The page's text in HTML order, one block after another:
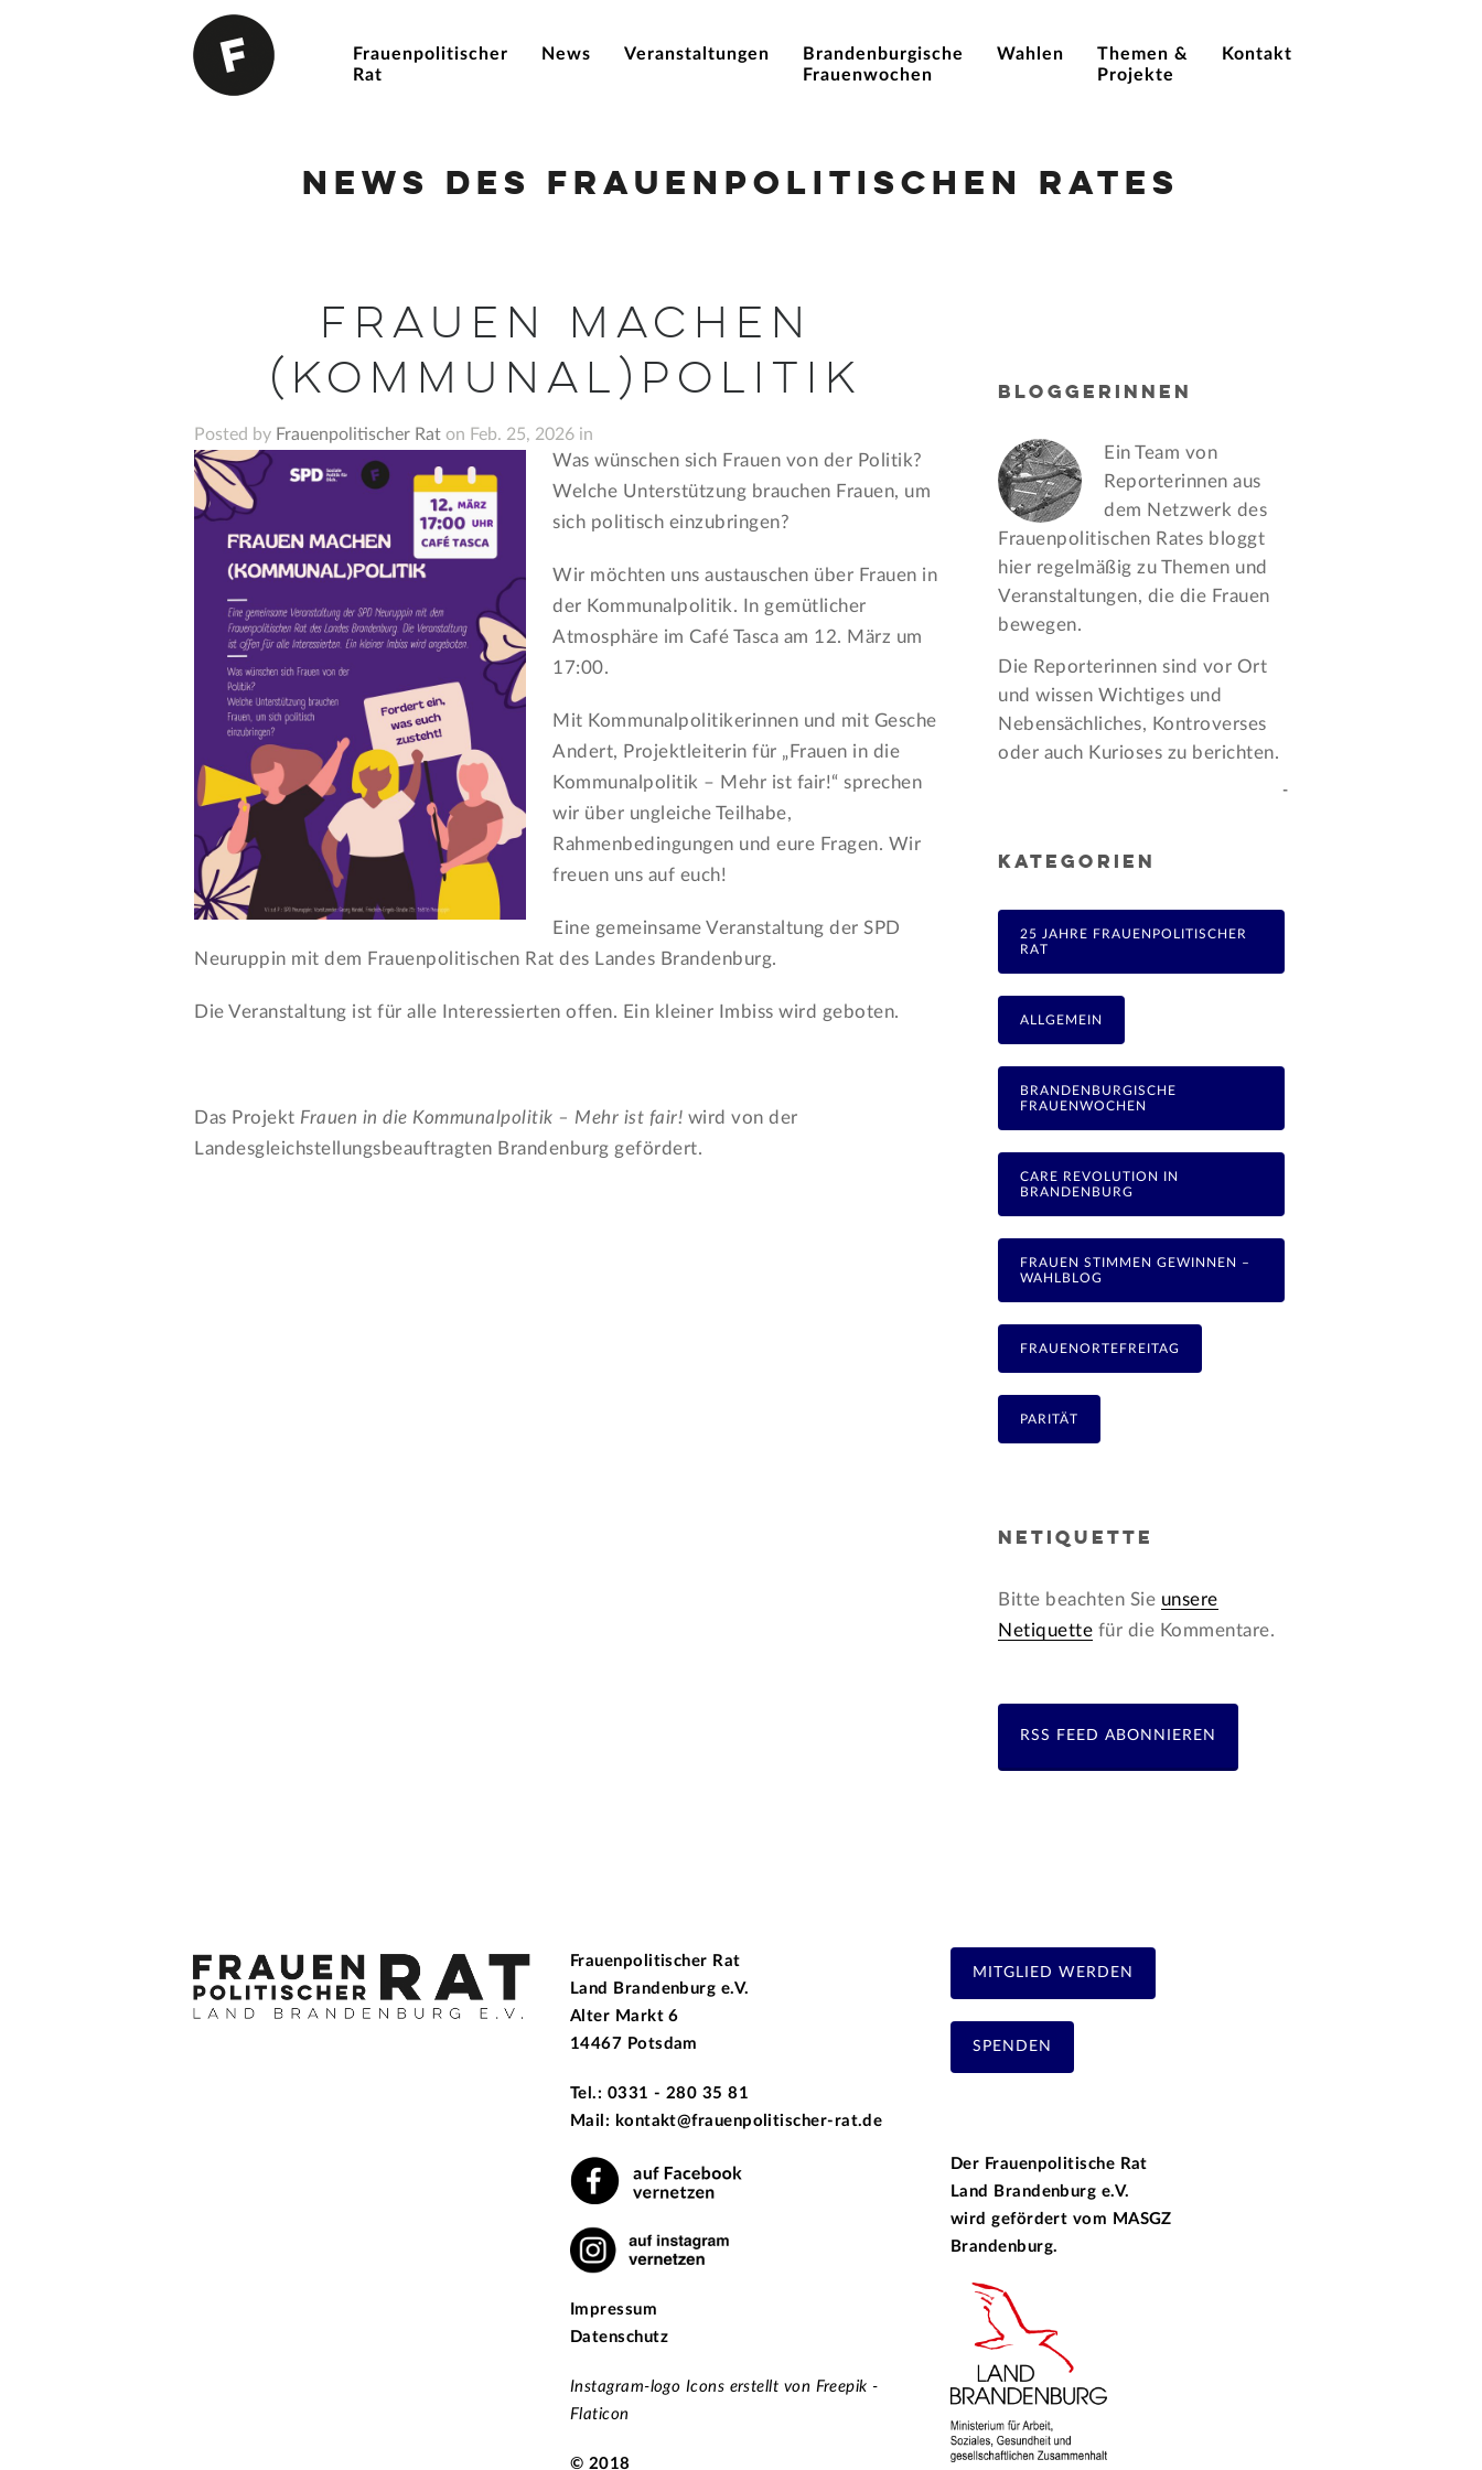
Frauenpolitischer
Rat
News Veranstaltungen
Brandenburgische
Frauenwochen
Wahlen
Themen &
Projekte
Kontakt
News des Frauenpolitischen Rates
Frauen machen
(Kommunal)Politik
Posted by Frauenpolitischer Rat on Feb. 25, 2026 in
Was wünschen sich Frauen von der Politik?
Welche Unterstützung brauchen Frauen, um
sich politisch einzubringen?
Wir möchten uns austauschen über Frauen in
der Kommunalpolitik. In gemütlicher
Atmosphäre im Café Tasca am 12. März um
17:00.
Mit Kommunalpolitikerinnen und mit Gesche
Andert, Projektleiterin für „Frauen in die
Kommunalpolitik – Mehr ist fair!“ sprechen
wir über ungleiche Teilhabe,
Rahmenbedingungen und eure Fragen. Wir
freuen uns auf euch!
Eine gemeinsame Veranstaltung der SPD
Neuruppin mit dem Frauenpolitischen Rat des Landes Brandenburg.
Die Veranstaltung ist für alle Interessierten offen. Ein kleiner Imbiss wird geboten.
Das Projekt Frauen in die Kommunalpolitik – Mehr ist fair! wird von der
Landesgleichstellungsbeauftragten Brandenburg gefördert.
BLOGGERINNEN
Ein Team von
Reporterinnen aus
dem Netzwerk des
Frauen­politischen Rates bloggt
hier regelmäßig zu Themen und
Veran­staltungen, die die Frauen
bewegen.
Die Reporterinnen sind vor Ort
und wissen Wichtiges und
Nebensächliches, Kontroverses
oder auch Kurioses zu berichten.
-
KATEGORIEN
25 JAHRE FRAUENPOLITISCHER
RAT
ALLGEMEIN
BRANDENBURGISCHE
FRAUENWOCHEN
CARE REVOLUTION IN
BRANDENBURG
FRAUEN STIMMEN GEWINNEN –
WAHLBLOG
FRAUENORTEFREITAG
PARITÄT
NETIQUETTE
Bitte beachten Sie unsere
Netiquette für die Kommentare.
RSS FEED ABONNIEREN
Frauenpolitischer Rat
Land Brandenburg e.V.
Alter Markt 6
14467 Potsdam
Tel.: 0331 - 280 35 81
Mail: kontakt@frauenpolitischer-rat.de
Impressum
Datenschutz
Instagram-logo Icons erstellt von Freepik -
Flaticon
© 2018
MITGLIED WERDEN
SPENDEN
Der Frauenpolitische Rat
Land Brandenburg e.V.
wird gefördert vom MASGZ
Brandenburg.